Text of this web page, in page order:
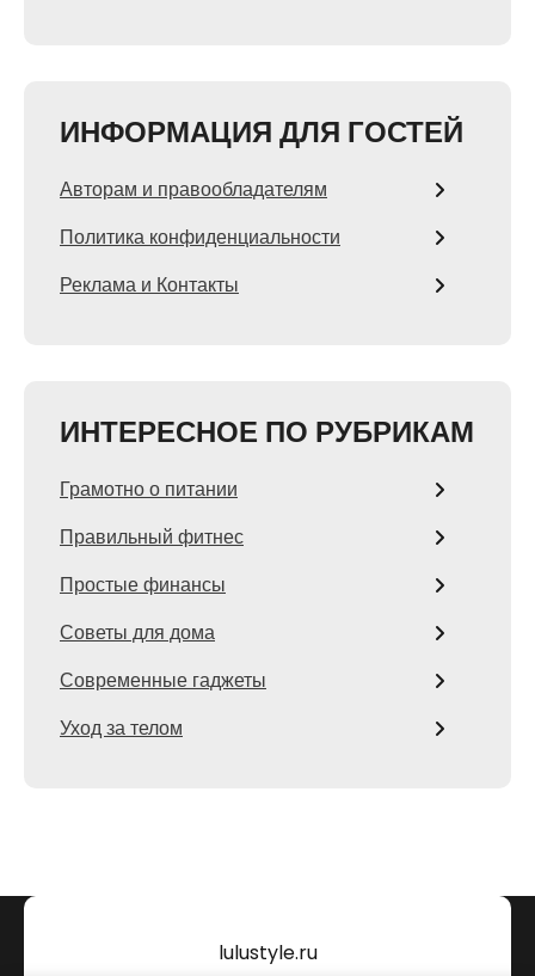
ИНФОРМАЦИЯ ДЛЯ ГОСТЕЙ
Авторам и правообладателям
Политика конфиденциальности
Реклама и Контакты
ИНТЕРЕСНОЕ ПО РУБРИКАМ
Грамотно о питании
Правильный фитнес
Простые финансы
Советы для дома
Современные гаджеты
Уход за телом
lulustyle.ru